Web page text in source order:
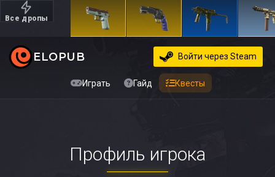
Все дропы
Дорогие
ELOPUB
Играть Гайд Квесты
Войти через Steam
Профиль игрока